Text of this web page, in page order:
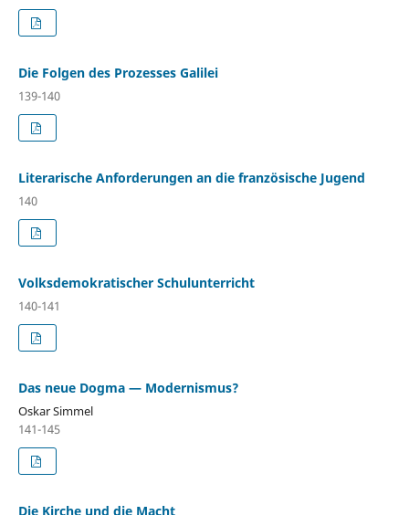
Die Folgen des Prozesses Galilei
139-140
Literarische Anforderungen an die französische Jugend
140
Volksdemokratischer Schulunterricht
140-141
Das neue Dogma — Modernismus?
Oskar Simmel
141-145
Die Kirche und die Macht